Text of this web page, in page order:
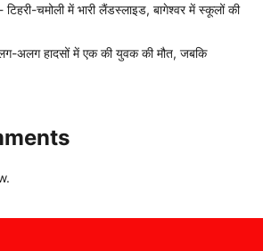
चमोली में भारी लैंडस्लाइड, बागेश्वर में स्कूलों की
अलग हादसों में एक की युवक की मौत, जबकि